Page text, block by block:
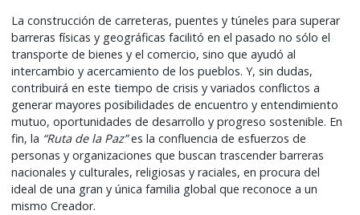
La construcción de carreteras, puentes y túneles para superar
barreras físicas y geográficas facilitó en el pasado no sólo el
transporte de bienes y el comercio, sino que ayudó al
intercambio y acercamiento de los pueblos. Y, sin dudas,
contribuirá en este tiempo de crisis y variados conflictos a
generar mayores posibilidades de encuentro y entendimiento
mutuo, oportunidades de desarrollo y progreso sostenible. En
fin, la “Ruta de la Paz” es la confluencia de esfuerzos de
personas y organizaciones que buscan trascender barreras
nacionales y culturales, religiosas y raciales, en procura del
ideal de una gran y única familia global que reconoce a un
mismo Creador.